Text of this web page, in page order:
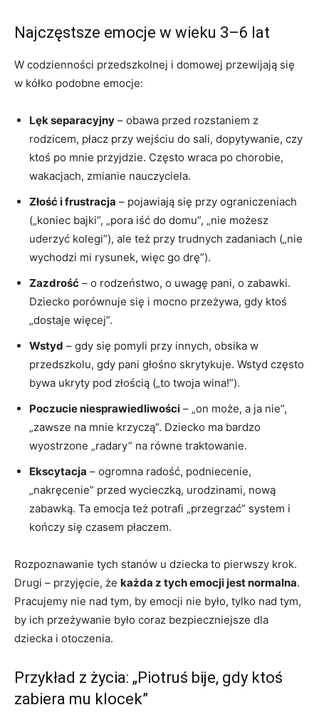
Najczęstsze emocje w wieku 3–6 lat
W codzienności przedszkolnej i domowej przewijają się
w kółko podobne emocje:
Lęk separacyjny – obawa przed rozstaniem z
rodzicem, płacz przy wejściu do sali, dopytywanie, czy
ktoś po mnie przyjdzie. Często wraca po chorobie,
wakacjach, zmianie nauczyciela.
Złość i frustracja – pojawiają się przy ograniczeniach
(„koniec bajki”, „pora iść do domu”, „nie możesz
uderzyć kolegi”), ale też przy trudnych zadaniach („nie
wychodzi mi rysunek, więc go drę”).
Zazdrość – o rodzeństwo, o uwagę pani, o zabawki.
Dziecko porównuje się i mocno przeżywa, gdy ktoś
„dostaje więcej”.
Wstyd – gdy się pomyli przy innych, obsika w
przedszkolu, gdy pani głośno skrytykuje. Wstyd często
bywa ukryty pod złością („to twoja wina!”).
Poczucie niesprawiedliwości – „on może, a ja nie”,
„zawsze na mnie krzyczą”. Dziecko ma bardzo
wyostrzone „radary” na równe traktowanie.
Ekscytacja – ogromna radość, podniecenie,
„nakręcenie” przed wycieczką, urodzinami, nową
zabawką. Ta emocja też potrafi „przegrzać” system i
kończy się czasem płaczem.
Rozpoznawanie tych stanów u dziecka to pierwszy krok.
Drugi – przyjęcie, że każda z tych emocji jest normalna.
Pracujemy nie nad tym, by emocji nie było, tylko nad tym,
by ich przeżywanie było coraz bezpieczniejsze dla
dziecka i otoczenia.
Przykład z życia: „Piotruś bije, gdy ktoś
zabiera mu klocek”